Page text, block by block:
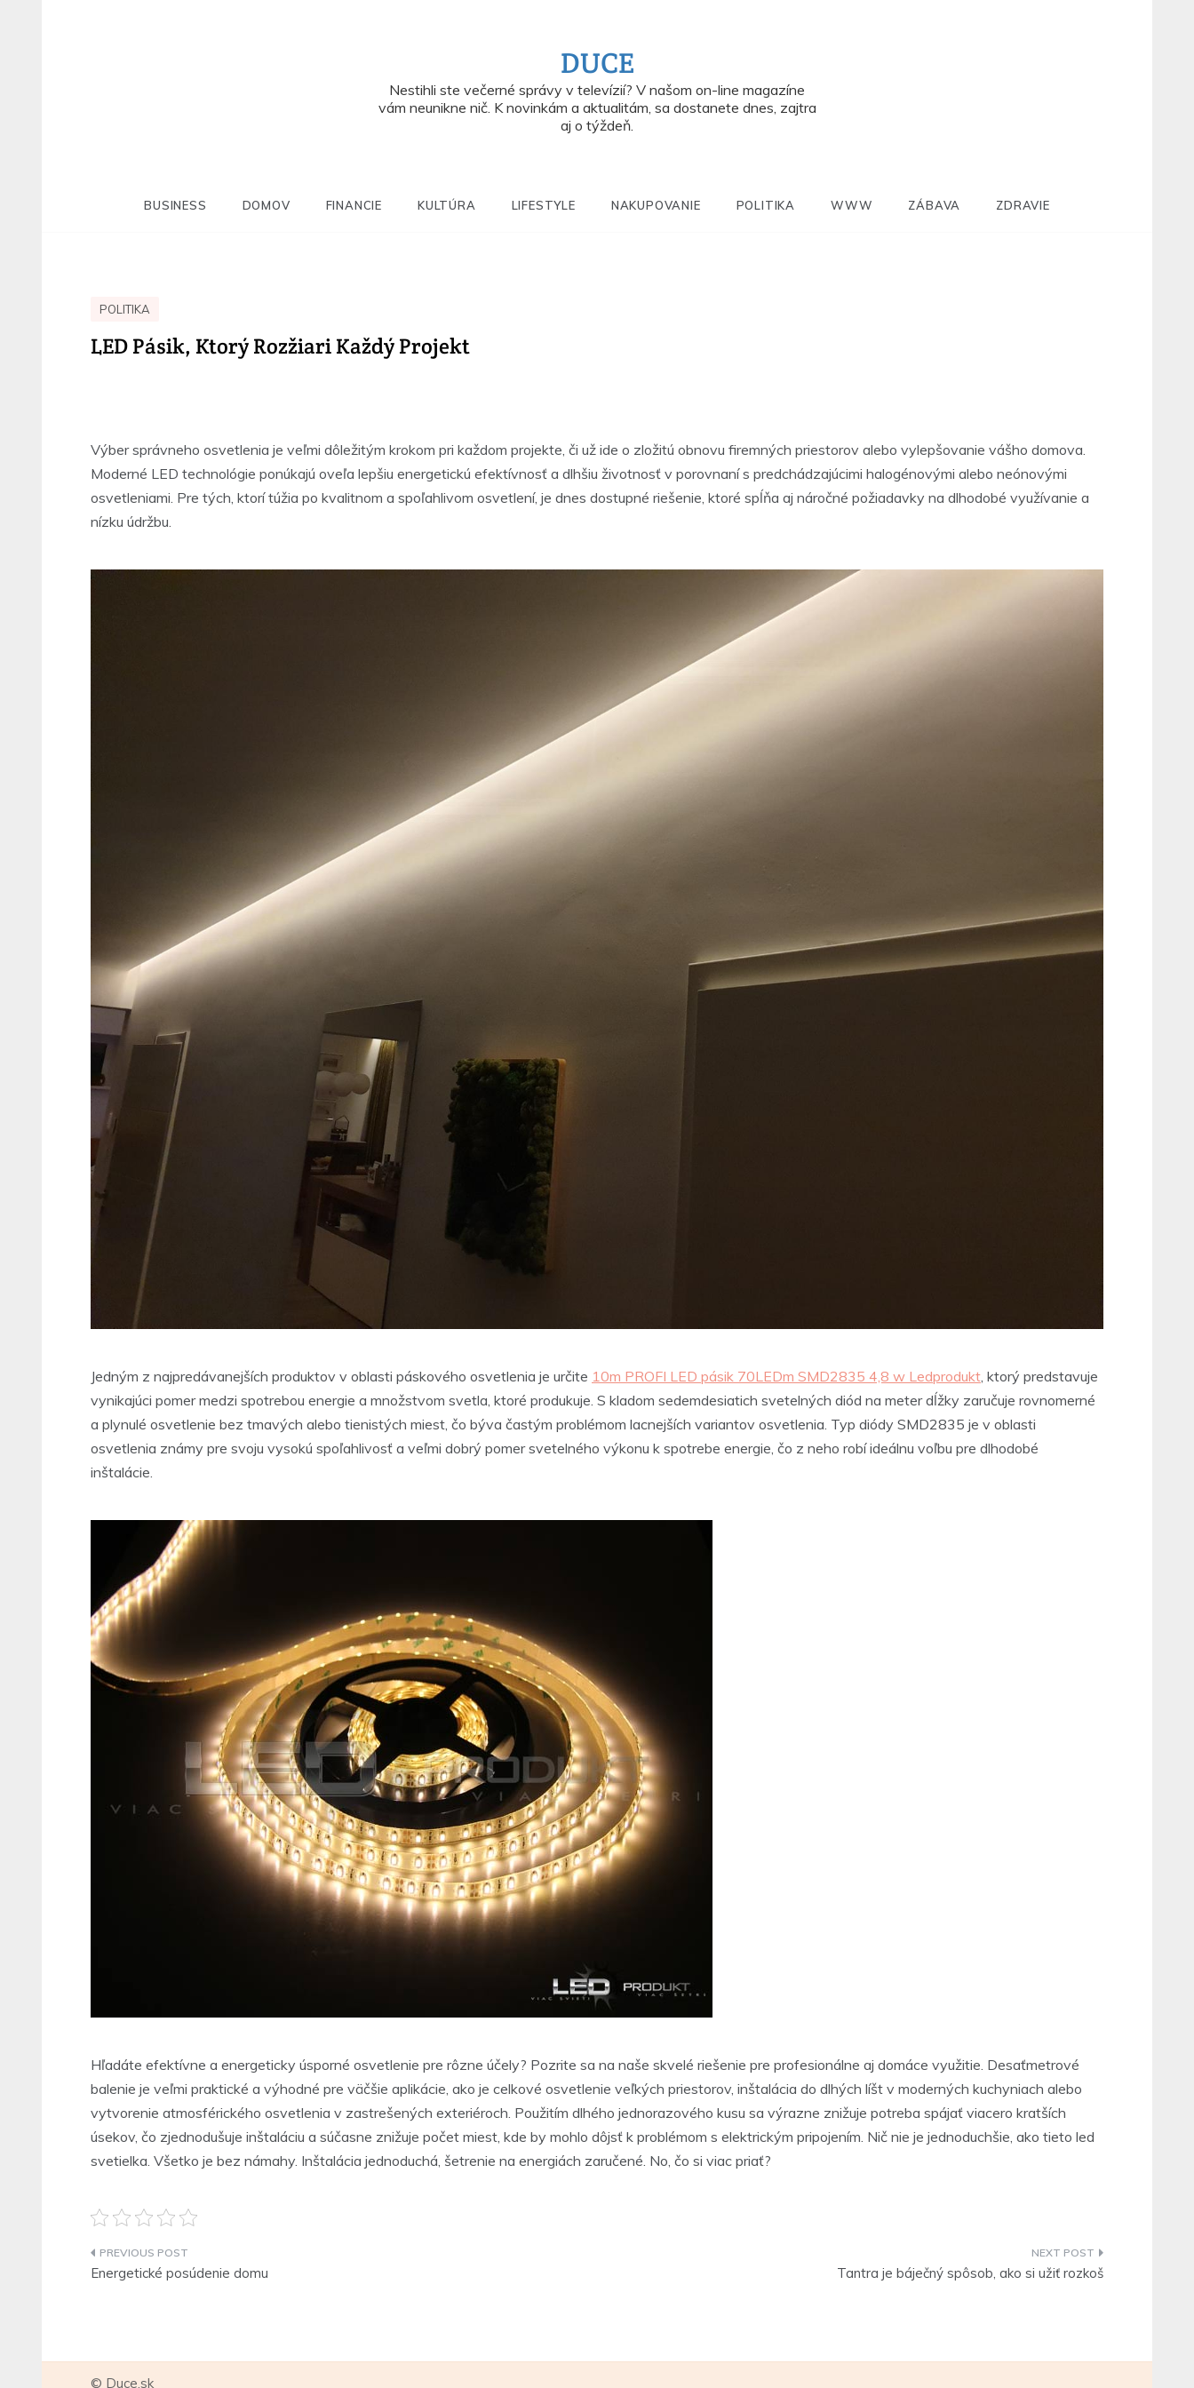
DUCE
Nestihli ste večerné správy v televízií? V našom on-line magazíne
vám neunikne nič. K novinkám a aktualitám, sa dostanete dnes, zajtra
aj o týždeň.
BUSINESS DOMOV FINANCIE KULTÚRA LIFESTYLE NAKUPOVANIE POLITIKA WWW ZÁBAVA ZDRAVIE
POLITIKA
LED Pásik, Ktorý Rozžiari Každý Projekt
Výber správneho osvetlenia je veľmi dôležitým krokom pri každom projekte, či už ide o zložitú obnovu firemných priestorov alebo vylepšovanie vášho domova.
Moderné LED technológie ponúkajú oveľa lepšiu energetickú efektívnosť a dlhšiu životnosť v porovnaní s predchádzajúcimi halogénovými alebo neónovými
osvetleniami. Pre tých, ktorí túžia po kvalitnom a spoľahlivom osvetlení, je dnes dostupné riešenie, ktoré spĺňa aj náročné požiadavky na dlhodobé využívanie a
nízku údržbu.
Jedným z najpredávanejších produktov v oblasti páskového osvetlenia je určite 10m PROFI LED pásik 70LEDm SMD2835 4,8 w Ledprodukt, ktorý predstavuje
vynikajúci pomer medzi spotrebou energie a množstvom svetla, ktoré produkuje. S kladom sedemdesiatich svetelných diód na meter dĺžky zaručuje rovnomerné
a plynulé osvetlenie bez tmavých alebo tienistých miest, čo býva častým problémom lacnejších variantov osvetlenia. Typ diódy SMD2835 je v oblasti
osvetlenia známy pre svoju vysokú spoľahlivosť a veľmi dobrý pomer svetelného výkonu k spotrebe energie, čo z neho robí ideálnu voľbu pre dlhodobé
inštalácie.
Hľadáte efektívne a energeticky úsporné osvetlenie pre rôzne účely? Pozrite sa na naše skvelé riešenie pre profesionálne aj domáce využitie. Desaťmetrové
balenie je veľmi praktické a výhodné pre väčšie aplikácie, ako je celkové osvetlenie veľkých priestorov, inštalácia do dlhých líšt v moderných kuchyniach alebo
vytvorenie atmosférického osvetlenia v zastrešených exteriéroch. Použitím dlhého jednorazového kusu sa výrazne znižuje potreba spájať viacero kratších
úsekov, čo zjednodušuje inštaláciu a súčasne znižuje počet miest, kde by mohlo dôjsť k problémom s elektrickým pripojením. Nič nie je jednoduchšie, ako tieto led
svetielka. Všetko je bez námahy. Inštalácia jednoduchá, šetrenie na energiách zaručené. No, čo si viac priať?
Navigace
Energetické posúdenie domu Tantra je báječný spôsob, ako si užiť rozkoš
© Duce.sk